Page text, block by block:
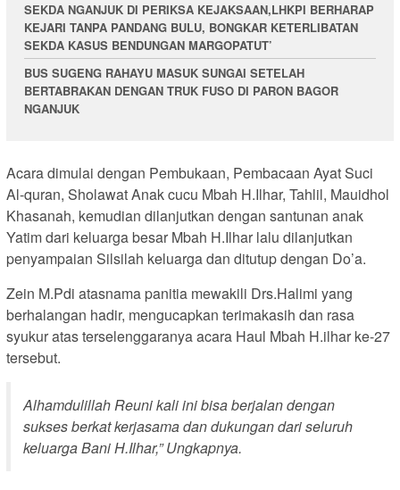
SEKDA NGANJUK DI PERIKSA KEJAKSAAN,LHKPI BERHARAP
KEJARI TANPA PANDANG BULU, BONGKAR KETERLIBATAN
SEKDA KASUS BENDUNGAN MARGOPATUT’
BUS SUGENG RAHAYU MASUK SUNGAI SETELAH
BERTABRAKAN DENGAN TRUK FUSO DI PARON BAGOR
NGANJUK
Acara dimulai dengan Pembukaan, Pembacaan Ayat Suci
Al-quran, Sholawat Anak cucu Mbah H.Ilhar, Tahlil, Mauidhol
Khasanah, kemudian dilanjutkan dengan santunan anak
Yatim dari keluarga besar Mbah H.Ilhar lalu dilanjutkan
penyampaian Silsilah keluarga dan ditutup dengan Do’a.
Zein M.Pdi atasnama panitia mewakili Drs.Halimi yang
berhalangan hadir, mengucapkan terimakasih dan rasa
syukur atas terselenggaranya acara Haul Mbah H.ilhar ke-27
tersebut.
Alhamdulillah Reuni kali ini bisa berjalan dengan
sukses berkat kerjasama dan dukungan dari seluruh
keluarga Bani H.Ilhar,” Ungkapnya.